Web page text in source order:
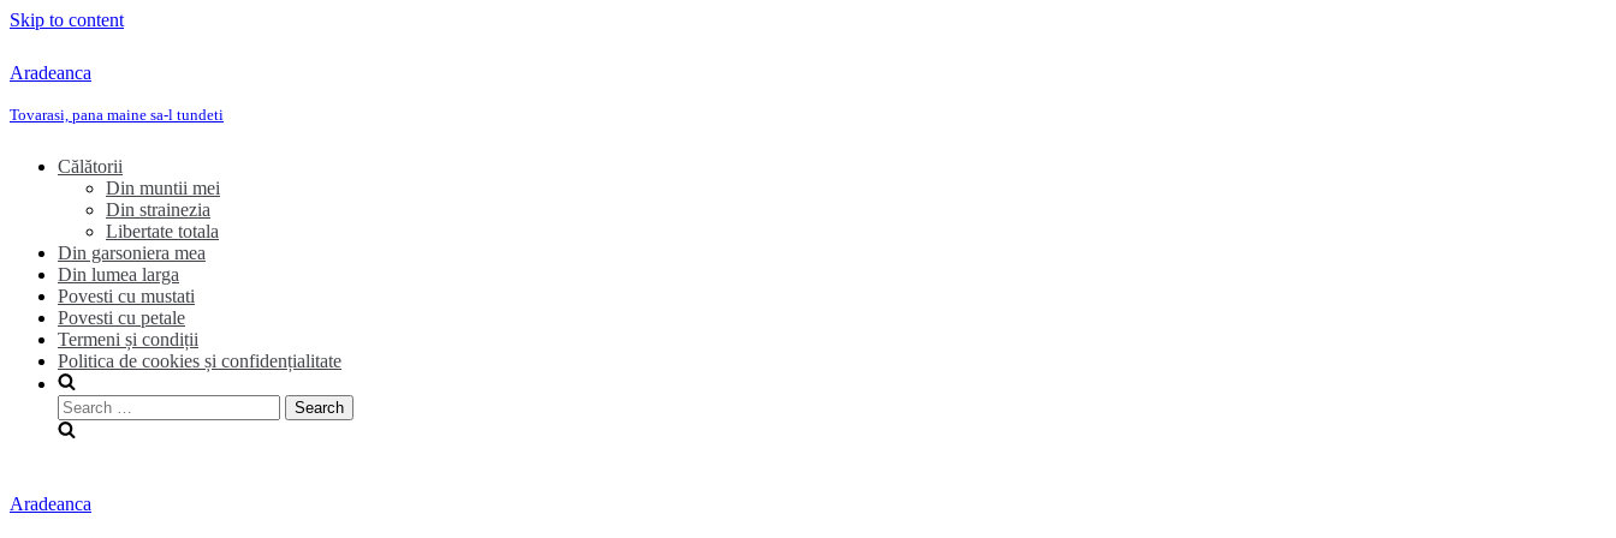
Skip to content
Aradeanca
Tovarasi, pana maine sa-l tundeti
Călătorii
Din muntii mei
Din strainezia
Libertate totala
Din garsoniera mea
Din lumea larga
Povesti cu mustati
Povesti cu petale
Termeni și condiții
Politica de cookies și confidențialitate
Search
for:
Aradeanca